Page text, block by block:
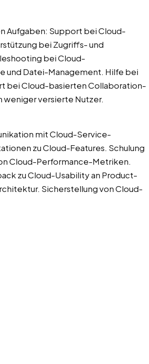
Aufgaben: Support bei Cloud-
bei Zugriffs- und
bei Cloud-
und Datei-Management. Hilfe bei
bei Cloud-basierten Collaboration-
weniger versierte Nutzer.
mit Cloud-Service-
zu Cloud-Features. Schulung
Cloud-Performance-Metriken.
zu Cloud-Usability an Product-
Sicherstellung von Cloud-